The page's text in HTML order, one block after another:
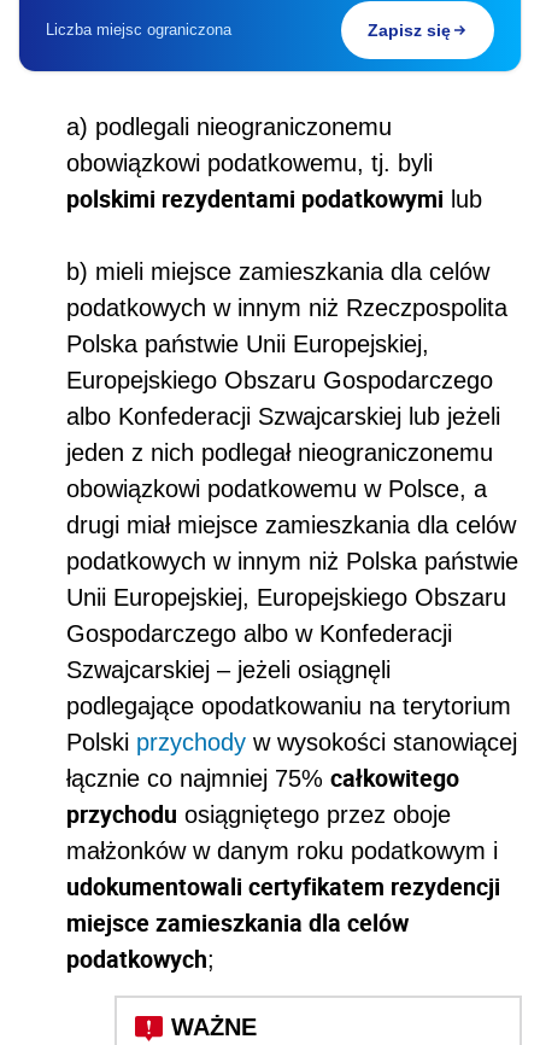
Liczba miejsc ograniczona Zapisz się
a) podlegali nieograniczonemu
obowiązkowi podatkowemu, tj. byli
polskimi rezydentami podatkowymi lub
b) mieli miejsce zamieszkania dla celów
podatkowych w innym niż Rzeczpospolita
Polska państwie Unii Europejskiej,
Europejskiego Obszaru Gospodarczego
albo Konfederacji Szwajcarskiej lub jeżeli
jeden z nich podlegał nieograniczonemu
obowiązkowi podatkowemu w Polsce, a
drugi miał miejsce zamieszkania dla celów
podatkowych w innym niż Polska państwie
Unii Europejskiej, Europejskiego Obszaru
Gospodarczego albo w Konfederacji
Szwajcarskiej – jeżeli osiągnęli
podlegające opodatkowaniu na terytorium
Polski przychody w wysokości stanowiącej
łącznie co najmniej 75% całkowitego
przychodu osiągniętego przez oboje
małżonków w danym roku podatkowym i
udokumentowali certyfikatem rezydencji
miejsce zamieszkania dla celów
podatkowych;